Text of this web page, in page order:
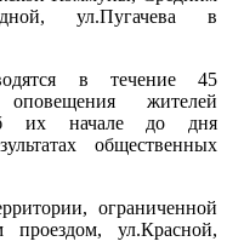
ул.Пугачева в
в течение 45
жителей
об их начале до дня
общественных
ограниченной
ул.Красной,